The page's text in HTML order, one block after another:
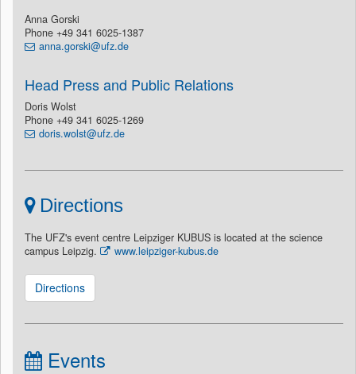
Anna Gorski
Phone +49 341 6025-1387
anna.gorski@ufz.de
Head Press and Public Relations
Doris Wolst
Phone +49 341 6025-1269
doris.wolst@ufz.de
Directions
The UFZ's event centre Leipziger KUBUS is located at the science
campus Leipzig.
www.leipziger-kubus.de
Directions
Events